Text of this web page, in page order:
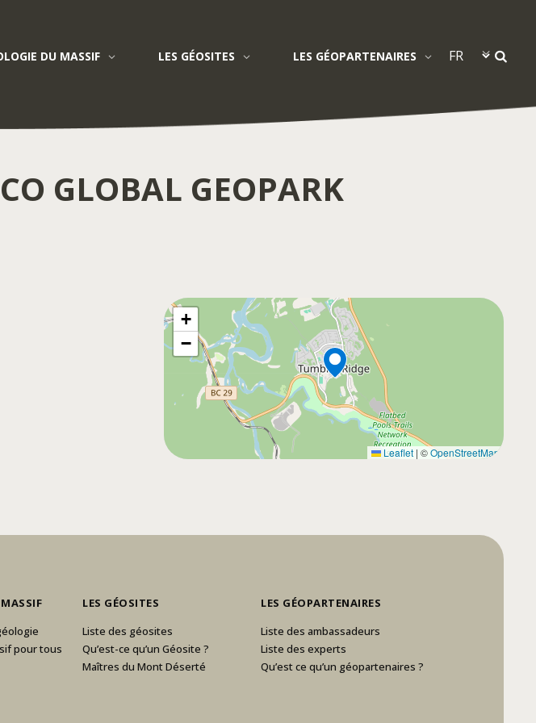
DU MASSIF LES GÉOSITES LES GÉOPARTENAIRES
GLOBAL GEOPARK
+
−
Leaflet | ©OpenStreetMap
pour tous
LES GÉOSITES
Liste des géosites
Qu’est-ce qu’un Géosite ?
Maîtres du Mont Déserté
LES GÉOPARTENAIRES
Liste des ambassadeurs
Liste des experts
Qu’est ce qu’un géopartenaires ?